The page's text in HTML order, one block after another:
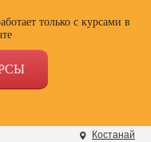
только с курсами в
Костанай